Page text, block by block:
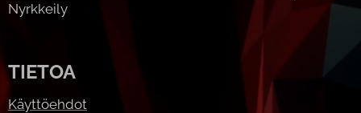
Nyrkkeily
TIETOA
Käyttöehdot